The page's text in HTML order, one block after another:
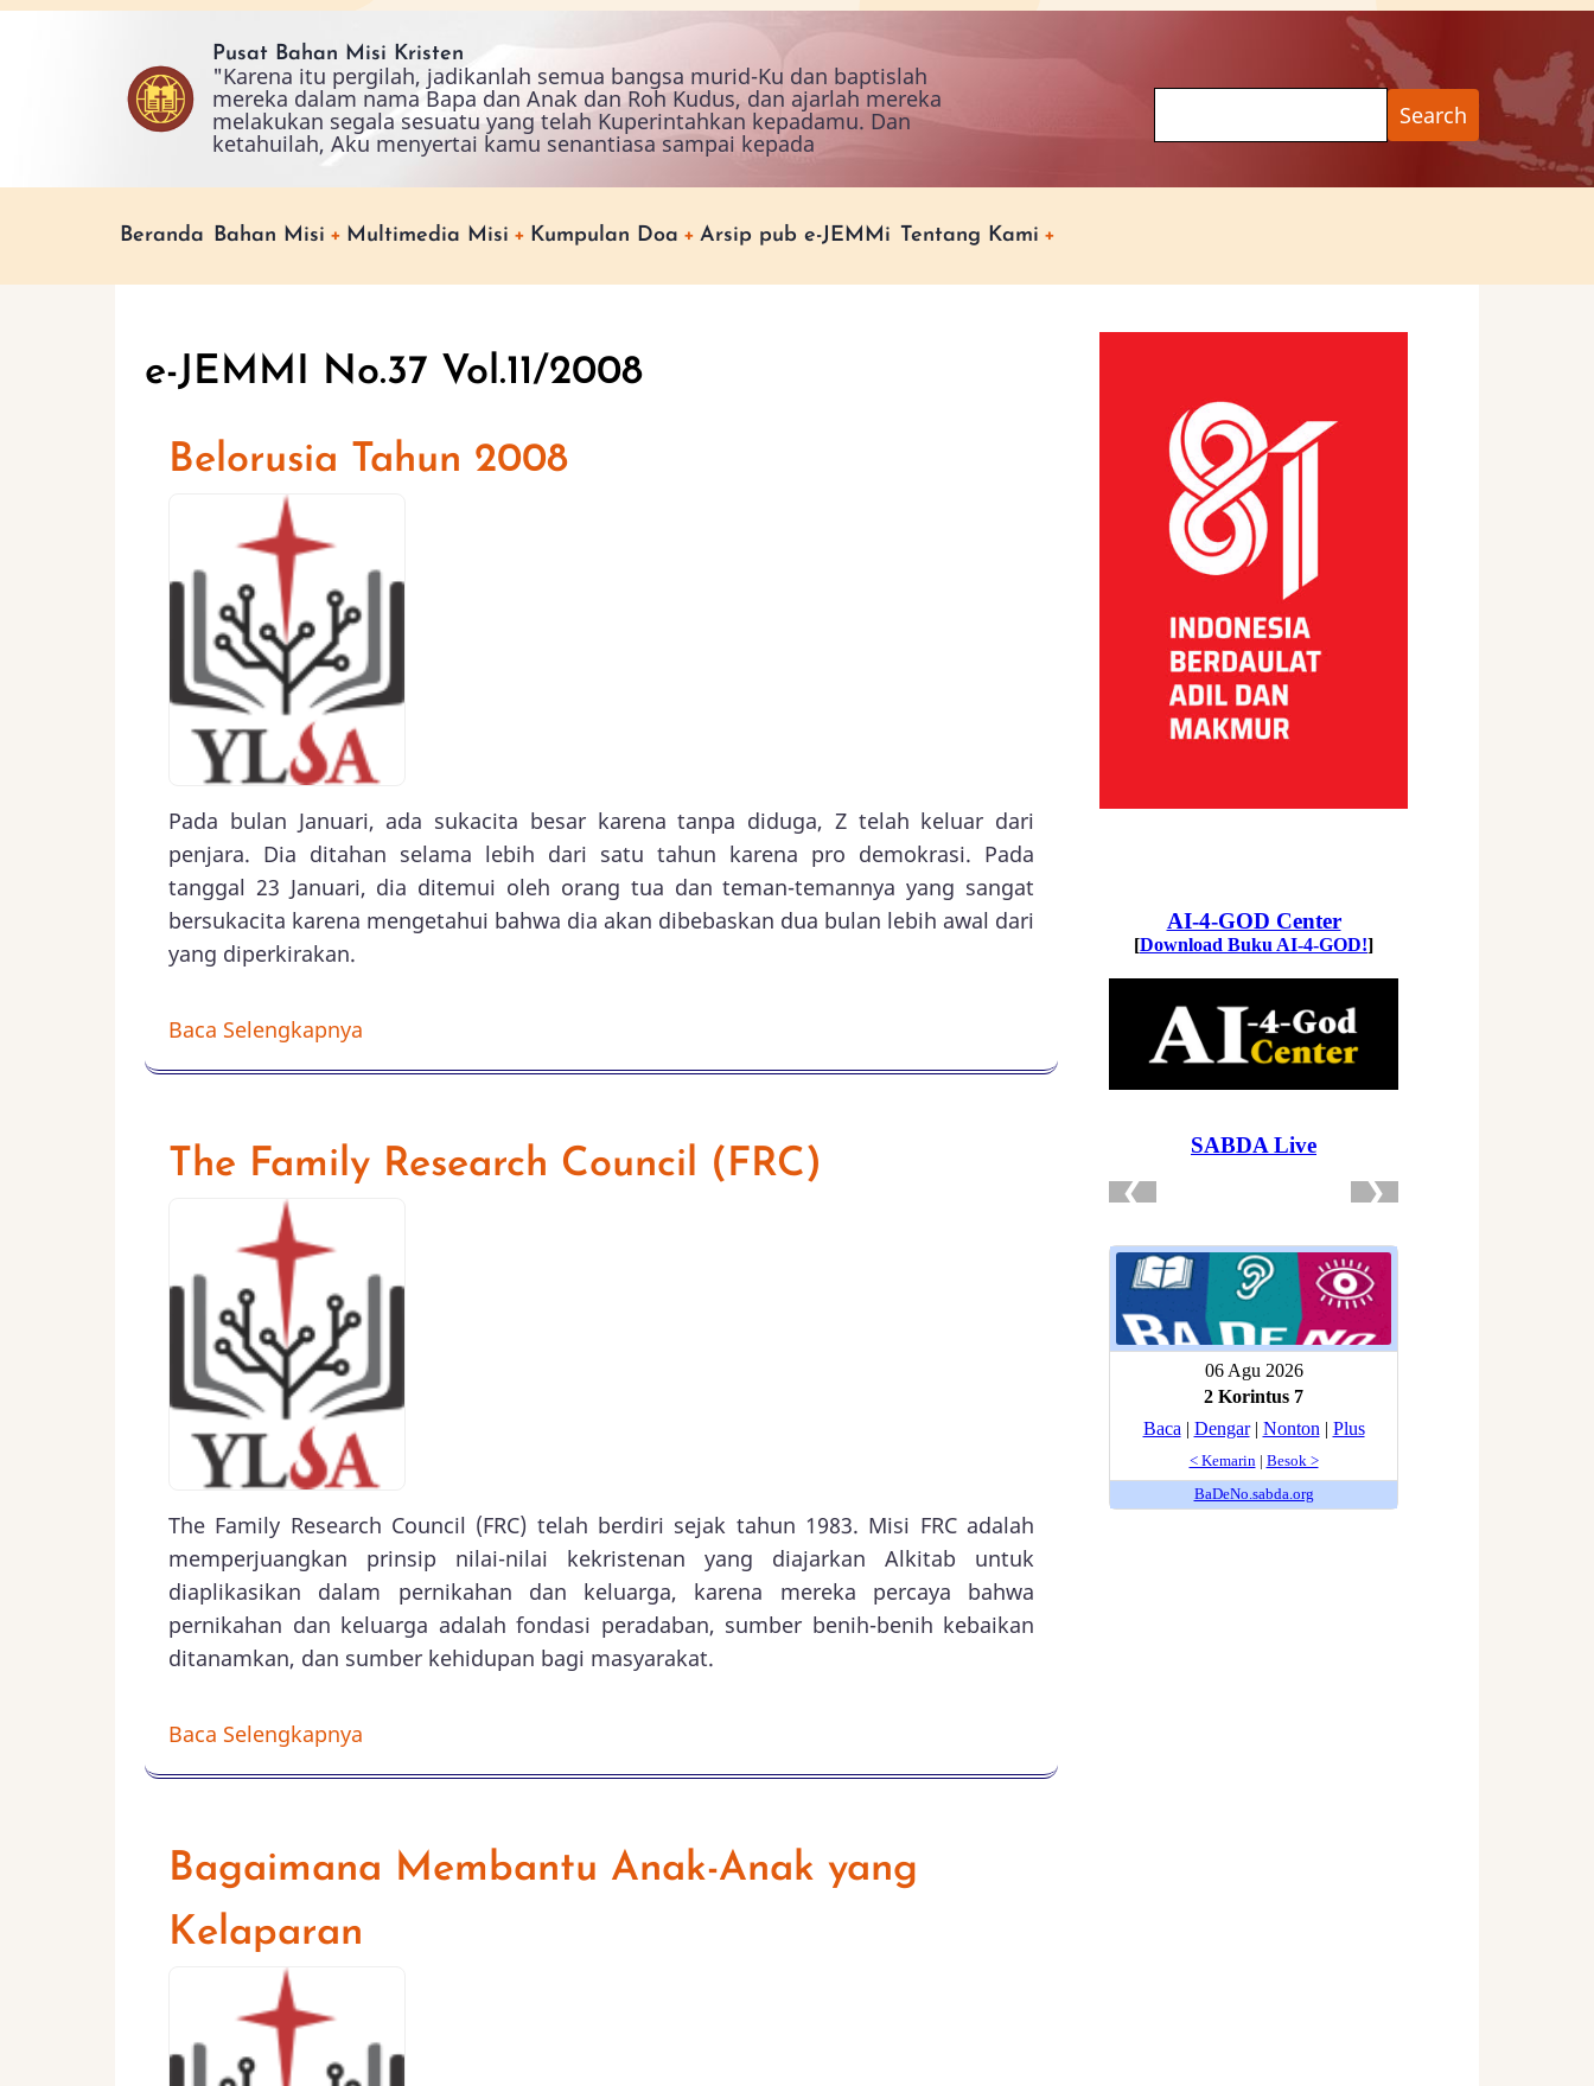
Skip
Pusat Bahan Misi Kristen
"Karena itu pergilah, jadikanlah semua bangsa murid-Ku dan baptislah
mereka dalam nama Bapa dan Anak dan Roh Kudus, dan ajarlah mereka
melakukan segala sesuatu yang telah Kuperintahkan kepadamu. Dan
ketahuilah, Aku menyertai kamu senantiasa sampai kepada
Main
Beranda Bahan Misi Multimedia Misi Kumpulan Doa Arsip pub e-JEMMi Tentang Kami
e-JEMMI No.37 Vol.11/2008
Belorusia Tahun 2008
Pada bulan Januari, ada sukacita besar karena tanpa diduga, Z telah keluar dari
penjara. Dia ditahan selama lebih dari satu tahun karena pro demokrasi. Pada
tanggal 23 Januari, dia ditemui oleh orang tua dan teman-temannya yang sangat
bersukacita karena mengetahui bahwa dia akan dibebaskan dua bulan lebih awal dari
yang diperkirakan.
Baca Selengkapnya
The Family Research Council (FRC)
The Family Research Council (FRC) telah berdiri sejak tahun 1983. Misi FRC adalah
memperjuangkan prinsip nilai-nilai kekristenan yang diajarkan Alkitab untuk
diaplikasikan dalam pernikahan dan keluarga, karena mereka percaya bahwa
pernikahan dan keluarga adalah fondasi peradaban, sumber benih-benih kebaikan
ditanamkan, dan sumber kehidupan bagi masyarakat.
Baca Selengkapnya
Bagaimana Membantu Anak-Anak yang
Kelaparan